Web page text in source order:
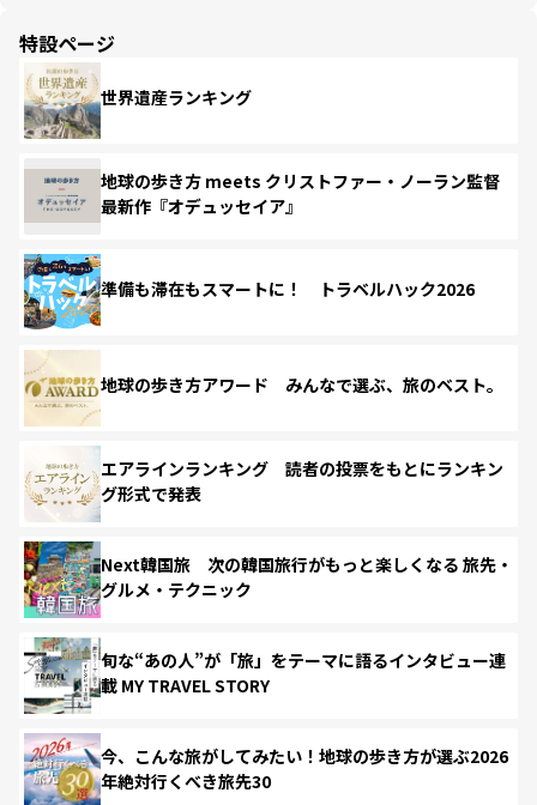
特設ページ
世界遺産ランキング
地球の歩き方 meets クリストファー・ノーラン監督
最新作『オデュッセイア』
準備も滞在もスマートに！ トラベルハック2026
地球の歩き方アワード みんなで選ぶ、旅のベスト。
エアラインランキング 読者の投票をもとにランキン
グ形式で発表
Next韓国旅 次の韓国旅行がもっと楽しくなる 旅先・
グルメ・テクニック
旬な“あの人”が「旅」をテーマに語るインタビュー連
載 MY TRAVEL STORY
今、こんな旅がしてみたい！地球の歩き方が選ぶ2026
年絶対行くべき旅先30